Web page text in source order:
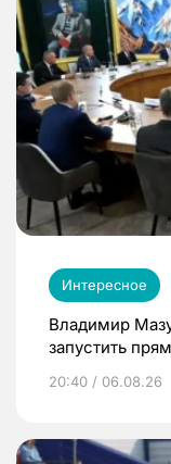
Интересное
Владимир
запустить
20:40 / 06.08.26